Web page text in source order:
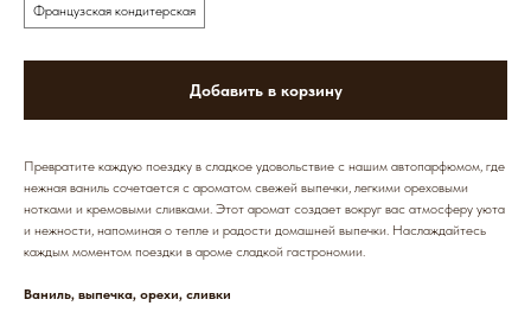
Французская кондитерская
Добавить в корзину
Превратите каждую поездку в сладкое удовольствие с нашим автопарфюмом, где
нежная ваниль сочетается с ароматом свежей выпечки, легкими ореховыми
нотками и кремовыми сливками. Этот аромат создает вокруг вас атмосферу уюта
и нежности, напоминая о тепле и радости домашней выпечки. Наслаждайтесь
каждым моментом поездки в ароме сладкой гастрономии.
Ваниль, выпечка, орехи, сливки